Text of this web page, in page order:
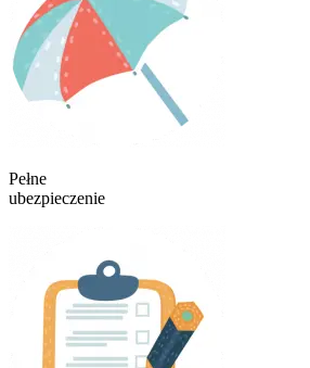
Pełne
ubezpieczenie